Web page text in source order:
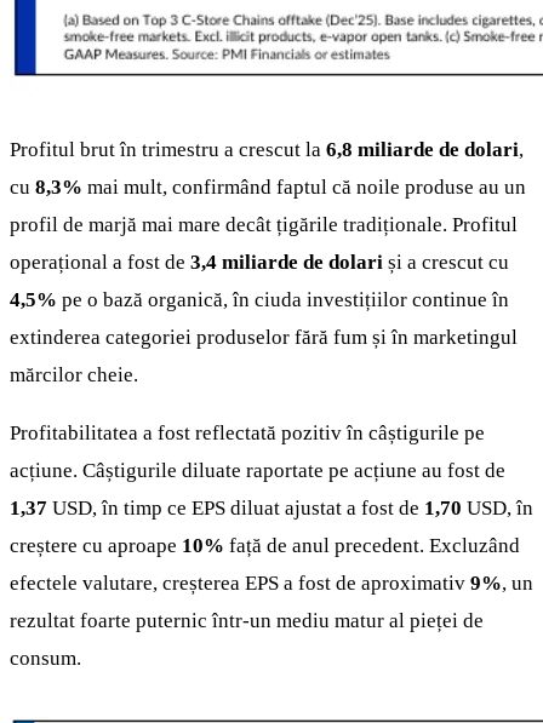
Profitul brut în trimestru a crescut la 6,8 miliarde de dolari,
cu 8,3% mai mult, confirmând faptul că noile produse au un
profil de marjă mai mare decât țigările tradiționale. Profitul
operațional a fost de 3,4 miliarde de dolari și a crescut cu
4,5% pe o bază organică, în ciuda investițiilor continue în
extinderea categoriei produselor fără fum și în marketingul
mărcilor cheie.
Profitabilitatea a fost reflectată pozitiv în câștigurile pe
acțiune. Câștigurile diluate raportate pe acțiune au fost de
1,37 USD, în timp ce EPS diluat ajustat a fost de 1,70 USD, în
creștere cu aproape 10% față de anul precedent. Excluzând
efectele valutare, creșterea EPS a fost de aproximativ 9%, un
rezultat foarte puternic într-un mediu matur al pieței de
consum.